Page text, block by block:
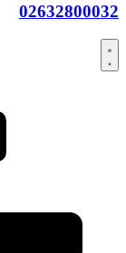
02632800032